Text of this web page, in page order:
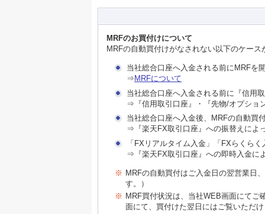
MRFのお買付けについて
MRFの自動買付けがなされない以下のケー
当社総合口座へ入金される前にMRFを
⇒ MRFについて
当社総合口座へ入金される前に『信用
⇒『信用取引口座』・『先物/オプショ
当社総合口座へ入金後、MRFの自動買
⇒『楽天FX取引口座』への振替えによ
「FXリアルタイム入金」「FXらくら
⇒『楽天FX取引口座』への即時入金に
※ MRFの自動買付はご入金日の翌営業日
す。）
※ MRF買付状況は、当社WEB画面にて
面にて、買付けた翌日にはご覧いただ